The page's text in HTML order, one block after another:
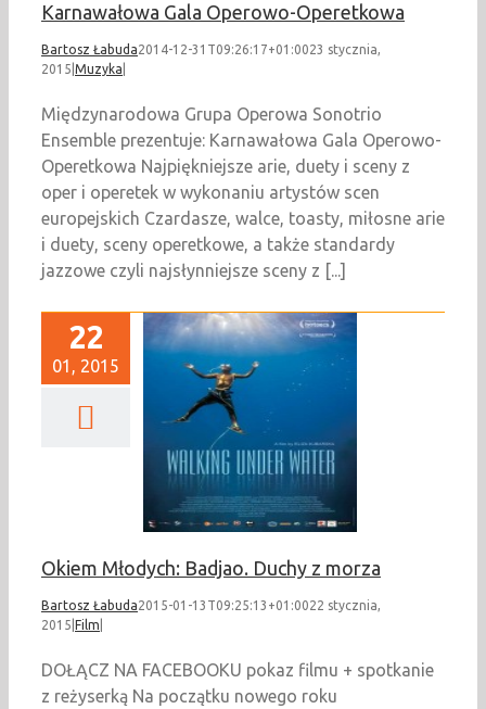
Karnawałowa Gala Operowo-Operetkowa
Bartosz Łabuda2014-12-31T09:26:17+01:0023 stycznia,
2015 Muzyka
Międzynarodowa Grupa Operowa Sonotrio
Ensemble prezentuje: Karnawałowa Gala Operowo-
Operetkowa Najpiękniejsze arie, duety i sceny z
oper i operetek w wykonaniu artystów scen
europejskich Czardasze, walce, toasty, miłosne arie
i duety, sceny operetkowe, a także standardy
jazzowe czyli najsłynniejsze sceny z [...]
22
01, 2015
Badjao.
Okiem Młodych: Badjao. Duchy z morza
Bartosz Łabuda2015-01-13T09:25:13+01:0022 stycznia,
2015 Film
DOŁĄCZ NA FACEBOOKU pokaz filmu + spotkanie
z reżyserką Na początku nowego roku